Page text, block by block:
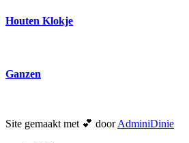
Houten Klokje
Ganzen
Site gemaakt met 💕 doorAdminiDinie